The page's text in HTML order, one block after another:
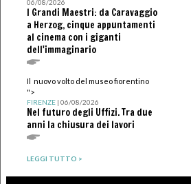
06/08/2026
I Grandi Maestri: da Caravaggio
a Herzog, cinque appuntamenti
al cinema con i giganti
dell'immaginario
Il nuovo volto del museo fiorentino
">
FIRENZE| 06/08/2026
Nel futuro degli Uffizi. Tra due
anni la chiusura dei lavori
LEGGI TUTTO >